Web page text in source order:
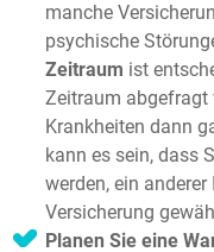
manche
psychische
Zeitraum ist
Zeitraum abgefragt
Krankheiten dann
kann es sein, dass
werden, ein
Versicherung
Planen Sie eine